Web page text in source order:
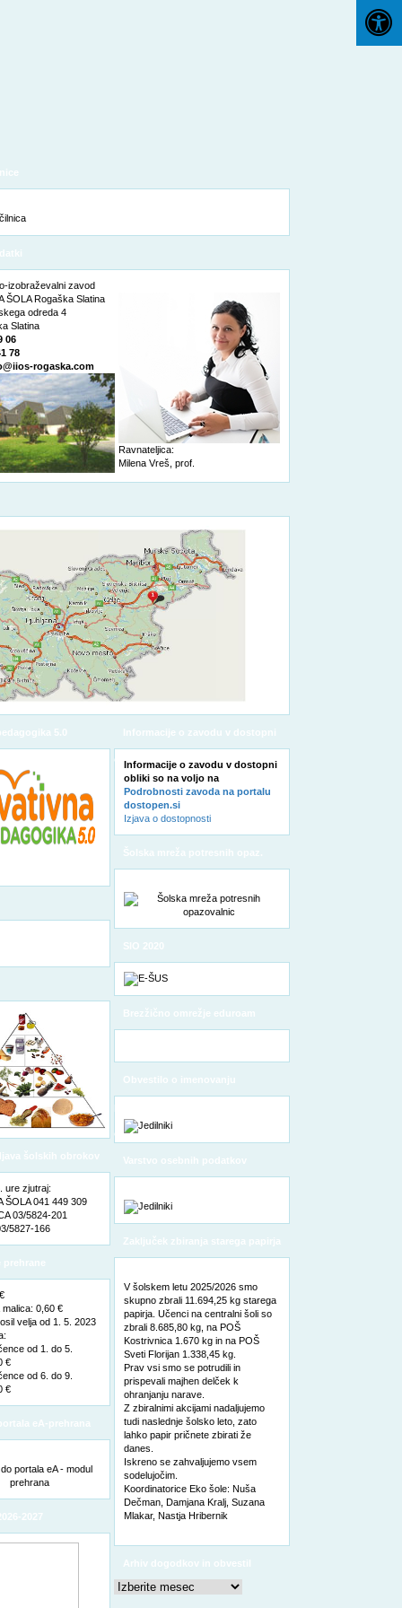
izobraževalni zavod
ŠOLA Rogaška Slatina
odreda 4
Slatina
06
78
rogaska.com
Ravnateljica:
Milena Vreš, prof.
5.0
šolskih obrokov
ure zjutraj:
ŠOLA 041 449 309
03/5824-201
5827-166
prehrane
0,60 €
velja od 1. 5. 2023
od 1. do 5.
€
od 6. do 9.
€
eA-prehrana
2027
Informacije o zavodu v dostopni
oblikiInformacije o zavodu v dostopni
obliki so na voljo na
Podrobnosti zavoda na portalu
dostopen.si
Izjava o dostopnosti
Šolska mreža potresnih opaz.
SIO 2020
Brezžično omrežje eduroam
Obvestilo o imenovanju
osebnih podatkov
Varstvo osebnih podatkov
Zaključek zbiranja starega papirja
V šolskem letu 2025/2026 smo
skupno zbrali 11.694,25 kg starega
papirja. Učenci na centralni šoli so
zbrali 8.685,80 kg, na POŠ
Kostrivnica 1.670 kg in na POŠ
Sveti Florijan 1.338,45 kg.
Prav vsi smo se potrudili in
prispevali majhen delček k
ohranjanju narave.
Z zbiralnimi akcijami nadaljujemo
tudi naslednje šolsko leto, zato
lahko papir pričnete zbirati že
danes.
Iskreno se zahvaljujemo vsem
sodelujočim.
Koordinatorice Eko šole: Nuša
Dečman, Damjana Kralj, Suzana
Mlakar, Nastja Hribernik
Arhiv dogodkov in obvestil
Arhiv
dogodkov